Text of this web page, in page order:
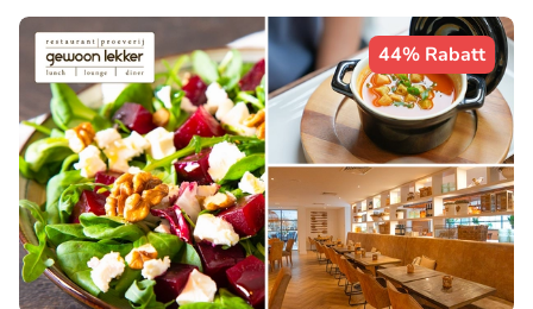
44% Rabatt